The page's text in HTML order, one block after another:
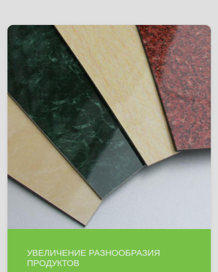
УВЕЛИЧЕНИЕ РАЗНООБРАЗИЯ
ПРОДУКТОВ